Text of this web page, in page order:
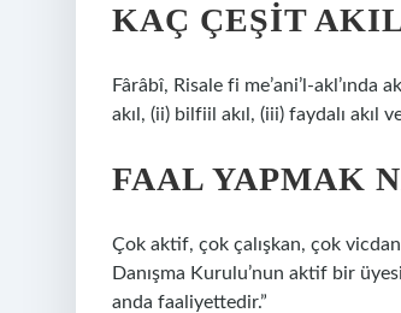
KAÇ ÇEŞIT
Fârâbî, Risale fi me’ani’l-akl’ında
akıl, (ii) bilfiil akıl, (iii) faydalı akıl
FAAL YAPMAK
Çok aktif, çok çalışkan, çok
Danışma Kurulu’nun aktif bir
anda faaliyettedir.”